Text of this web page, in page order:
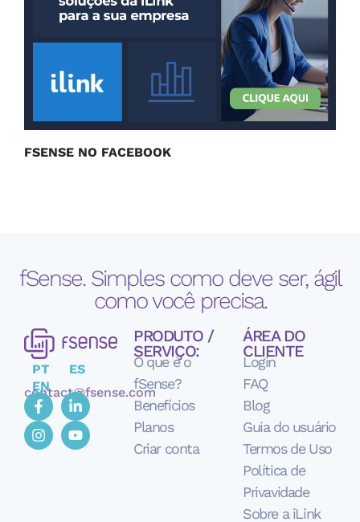
FSENSE NO FACEBOOK
fSense. Simples como deve ser, ágil
como você precisa.
PT
ES
EN
contact@fsense.com
PRODUTO /
SERVIÇO:
O que é o
fSense?
Benefícios
Planos
Criar conta
ÁREA DO
CLIENTE
Login
FAQ
Blog
Guia do usuário
Termos de Uso
Política de
Privavidade
Sobre a iLink